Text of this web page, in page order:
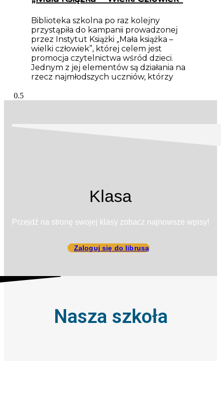
Biblioteka szkolna po raz kolejny
przystąpiła do kampanii prowadzonej
przez Instytut Książki „Mała książka –
wielki człowiek”, której celem jest
promocja czytelnictwa wśród dzieci.
Jednym z jej elementów są działania na
rzecz najmłodszych uczniów, którzy
Klasa
Przejdź na stronę swojej klasy zobacz najnowsze wpisy!
Zaloguj się do librusa
Nasza szkoła